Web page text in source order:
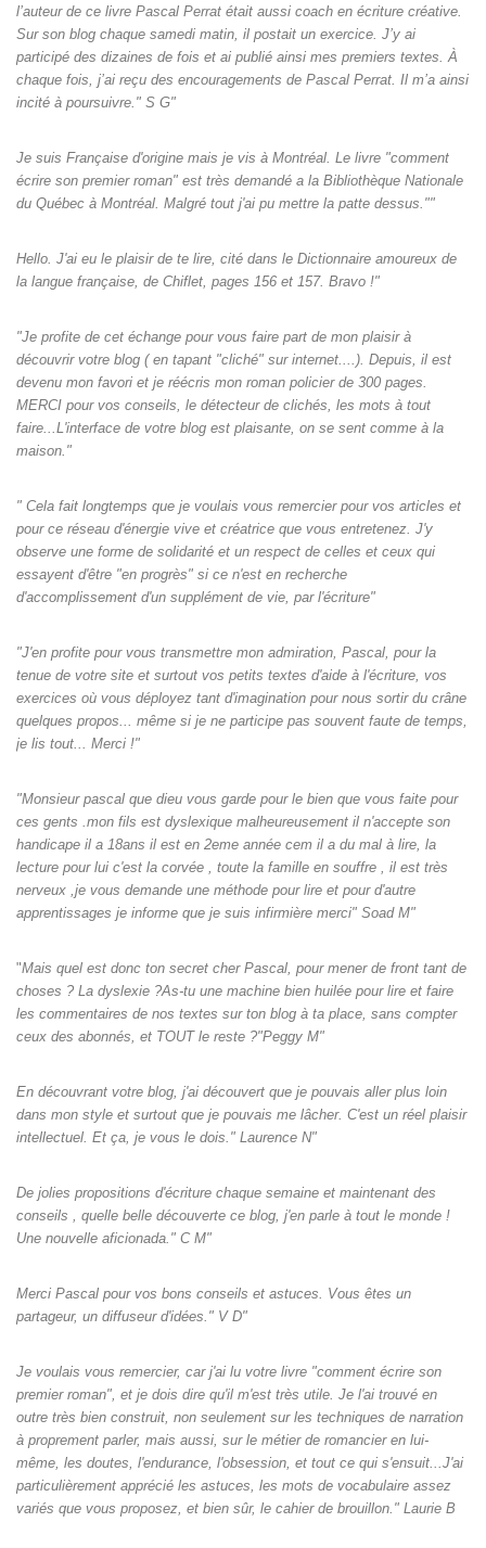
l’auteur de ce livre Pascal Perrat était aussi coach en écriture créative.
Sur son blog chaque samedi matin, il postait un exercice. J’y ai
participé des dizaines de fois et ai publié ainsi mes premiers textes. À
chaque fois, j’ai reçu des encouragements de Pascal Perrat. Il m’a ainsi
incité à poursuivre." S G"
Je suis Française d'origine mais je vis à Montréal. Le livre "comment
écrire son premier roman" est très demandé a la Bibliothèque Nationale
du Québec à Montréal. Malgré tout j'ai pu mettre la patte dessus.""
Hello. J'ai eu le plaisir de te lire, cité dans le Dictionnaire amoureux de
la langue française, de Chiflet, pages 156 et 157. Bravo !"
"Je profite de cet échange pour vous faire part de mon plaisir à
découvrir votre blog ( en tapant "cliché" sur internet....). Depuis, il est
devenu mon favori et je réécris mon roman policier de 300 pages.
MERCI pour vos conseils, le détecteur de clichés, les mots à tout
faire...L'interface de votre blog est plaisante, on se sent comme à la
maison."
" Cela fait longtemps que je voulais vous remercier pour vos articles et
pour ce réseau d'énergie vive et créatrice que vous entretenez. J'y
observe une forme de solidarité et un respect de celles et ceux qui
essayent d'être "en progrès" si ce n'est en recherche
d'accomplissement d'un supplément de vie, par l'écriture"
"J'en profite pour vous transmettre mon admiration, Pascal, pour la
tenue de votre site et surtout vos petits textes d'aide à l'écriture, vos
exercices où vous déployez tant d'imagination pour nous sortir du crâne
quelques propos... même si je ne participe pas souvent faute de temps,
je lis tout... Merci !"
"Monsieur pascal que dieu vous garde pour le bien que vous faite pour
ces gents .mon fils est dyslexique malheureusement il n'accepte son
handicape il a 18ans il est en 2eme année cem il a du mal à lire, la
lecture pour lui c'est la corvée , toute la famille en souffre , il est très
nerveux ,je vous demande une méthode pour lire et pour d'autre
apprentissages je informe que je suis infirmière merci" Soad M"
"Mais quel est donc ton secret cher Pascal, pour mener de front tant de
choses ? La dyslexie ?As-tu une machine bien huilée pour lire et faire
les commentaires de nos textes sur ton blog à ta place, sans compter
ceux des abonnés, et TOUT le reste ?"Peggy M"
En découvrant votre blog, j'ai découvert que je pouvais aller plus loin
dans mon style et surtout que je pouvais me lâcher. C'est un réel plaisir
intellectuel. Et ça, je vous le dois." Laurence N"
De jolies propositions d'écriture chaque semaine et maintenant des
conseils , quelle belle découverte ce blog, j'en parle à tout le monde !
Une nouvelle aficionada." C M"
Merci Pascal pour vos bons conseils et astuces. Vous êtes un
partageur, un diffuseur d'idées." V D"
Je voulais vous remercier, car j'ai lu votre livre "comment écrire son
premier roman", et je dois dire qu'il m'est très utile. Je l'ai trouvé en
outre très bien construit, non seulement sur les techniques de narration
à proprement parler, mais aussi, sur le métier de romancier en lui-
même, les doutes, l'endurance, l'obsession, et tout ce qui s'ensuit...J'ai
particulièrement apprécié les astuces, les mots de vocabulaire assez
variés que vous proposez, et bien sûr, le cahier de brouillon." Laurie B